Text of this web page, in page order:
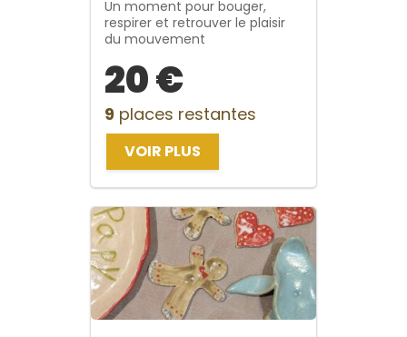
Un moment pour bouger,
respirer et retrouver le plaisir
du mouvement
20 €
9 places restantes
VOIR PLUS